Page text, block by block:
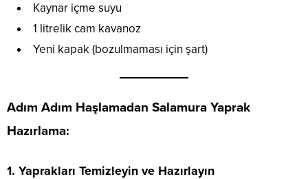
Kaynar içme suyu
1 litrelik cam kavanoz
Yeni kapak (bozulmaması için şart)
Adım Adım Haşlamadan Salamura Yaprak
Hazırlama:
1. Yaprakları Temizleyin ve Hazırlayın